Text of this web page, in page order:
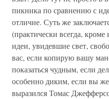
пикника по сравнению с
отличие. Суть же
(практически всегда,
идеи, увидевшие свет,
вас, если копирую вашу
показаться чудным, если
особенно диким, если вы
выразился Томас